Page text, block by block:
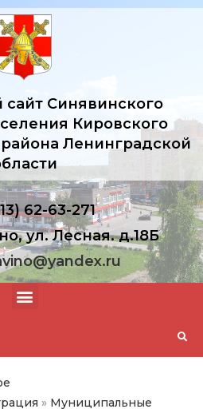
Синявинского
Кировского
Ленинградской
62-63-271
ул. Лесная. д.18Б
» Муниципальные